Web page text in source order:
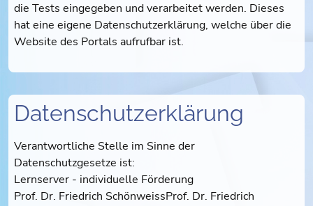
die Tests eingegeben und verarbeitet werden. Dieses
hat eine eigene Datenschutzerklärung, welche über die
Website des Portals aufrufbar ist.
Datenschutzerklärung
Verantwortliche Stelle im Sinne der
Datenschutzgesetze ist:
Lernserver - individuelle Förderung
Prof. Dr. Friedrich SchönweissProf. Dr. Friedrich